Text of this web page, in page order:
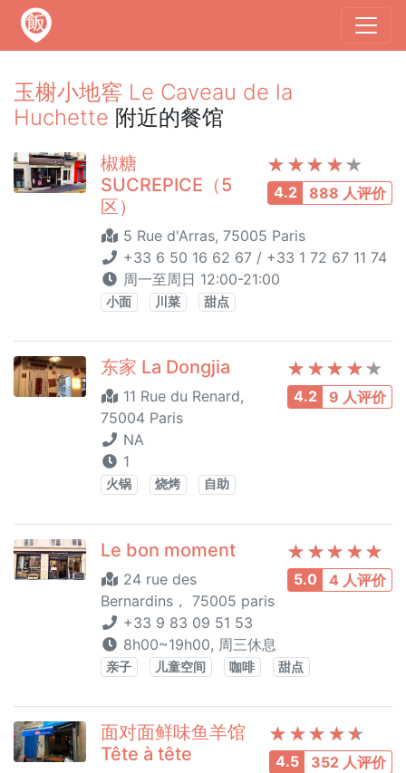
玉榭小地窖 Le Caveau de la
Huchette 附近的餐馆
4.2 888 人评价
椒糖
SUCREPICE（5
区）
5 Rue d'Arras, 75005 Paris
+33 6 50 16 62 67 / +33 1 72 67 11 74
周一至周日 12:00-21:00
小面 川菜 甜点
4.2 9 人评价
东家 La Dongjia
11 Rue du Renard,
75004 Paris
NA
1
火锅 烧烤 自助
5.0 4 人评价
Le bon moment
24 rue des
Bernardins， 75005 paris
+33 9 83 09 51 53
8h00~19h00, 周三休息
亲子 儿童空间 咖啡 甜点
4.5 352 人评价
面对面鲜味鱼羊馆
Tête à tête